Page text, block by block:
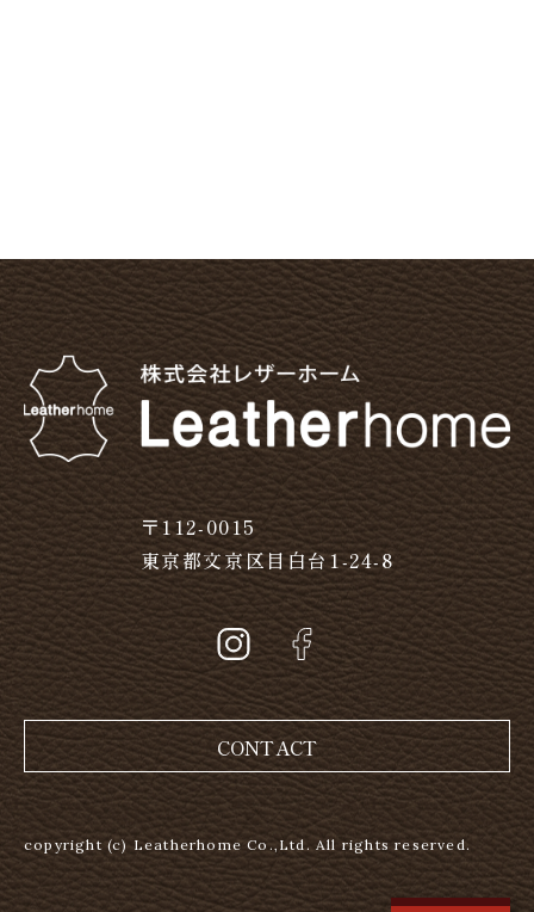
〒112-0015
東京都文京区目白台1-24-8
CONTACT
copyright (c) Leatherhome Co.,Ltd. All rights reserved.